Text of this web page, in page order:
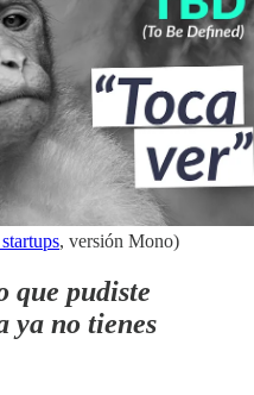
, versión Mono)
que pudiste
ya no tienes